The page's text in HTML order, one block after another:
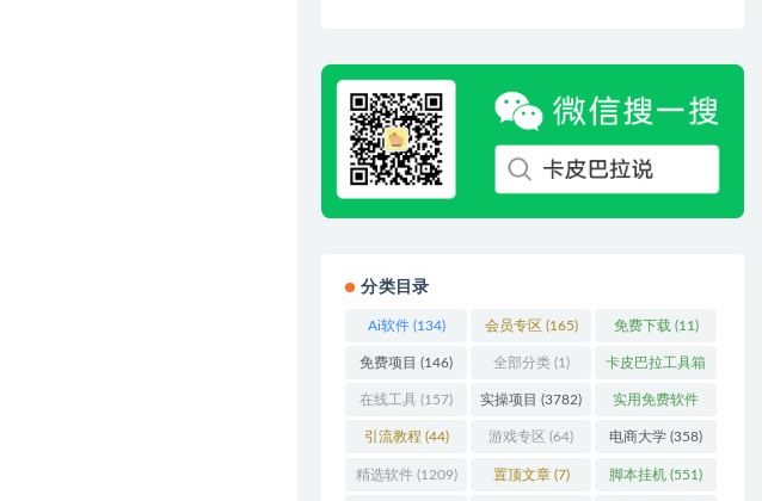
分类目录
Ai软件(134) 会员专区 (165) 免费下载 (11)
免费项目 (146) 全部分类(1) 卡皮巴拉工具箱
(3)
在线工具 (157) 实操项目 (3782) 实用免费软件
(415)
引流教程 (44) 游戏专区 (64) 电商大学 (358)
精选软件(1209) 置顶文章(7) 脚本挂机 (551)